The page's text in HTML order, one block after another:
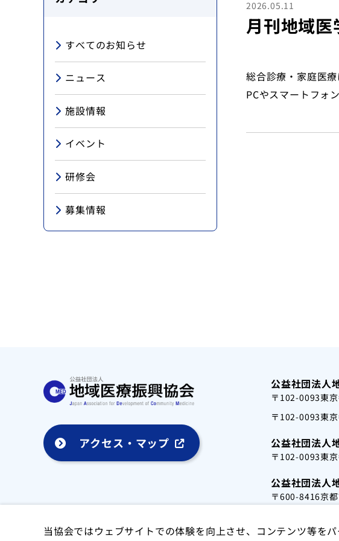
ライブラリ
入会のご案内
2026.05.11
月刊地域医
総合診療・家庭医
PCやスマートフォ
すべてのお知らせ
ニュース
施設情報
イベント
研修会
募集情報
アクセス・マップ
公益社団法人
〒102-0093東
〒102-0093東
公益社団法人
〒102-0093東
公益社団法人
〒600-8416京
当協会ではウェブサイトでの体験を向上させ、コンテンツ等を